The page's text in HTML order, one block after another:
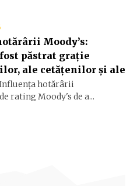
Moody’s:
păstrat grație
ale cetățenilor și ale
hotărârii
rating Moody's de a...